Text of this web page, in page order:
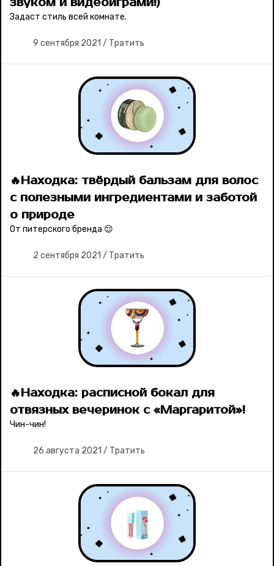
Задаст стиль всей комнате.
9 сентября 2021 / Тратить
🔥Находка: твёрдый бальзам для волос
с полезными ингредиентами и заботой
о природе
От питерского бренда 😌
2 сентября 2021 / Тратить
🔥Находка: расписной бокал для
отвязных вечеринок с «Маргаритой»!
Чин-чин!
26 августа 2021 / Тратить